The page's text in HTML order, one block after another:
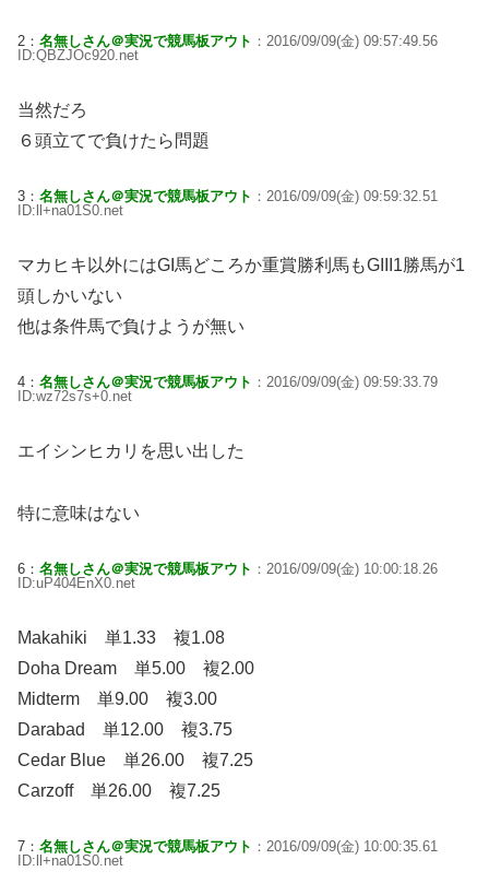
2： 名無しさん＠実況で競馬板アウト ：2016/09/09(金) 09:57:49.56
ID:QBZJOc920.net
当然だろ
６頭立てで負けたら問題
3： 名無しさん＠実況で競馬板アウト ：2016/09/09(金) 09:59:32.51
ID:ll+na01S0.net
マカヒキ以外にはGI馬どころか重賞勝利馬もGIII1勝馬が1
頭しかいない
他は条件馬で負けようが無い
4： 名無しさん＠実況で競馬板アウト ：2016/09/09(金) 09:59:33.79
ID:wz72s7s+0.net
エイシンヒカリを思い出した
特に意味はない
6： 名無しさん＠実況で競馬板アウト ：2016/09/09(金) 10:00:18.26
ID:uP404EnX0.net
Makahiki 単1.33 複1.08
Doha Dream 単5.00 複2.00
Midterm 単9.00 複3.00
Darabad 単12.00 複3.75
Cedar Blue 単26.00 複7.25
Carzoff 単26.00 複7.25
7： 名無しさん＠実況で競馬板アウト ：2016/09/09(金) 10:00:35.61
ID:ll+na01S0.net